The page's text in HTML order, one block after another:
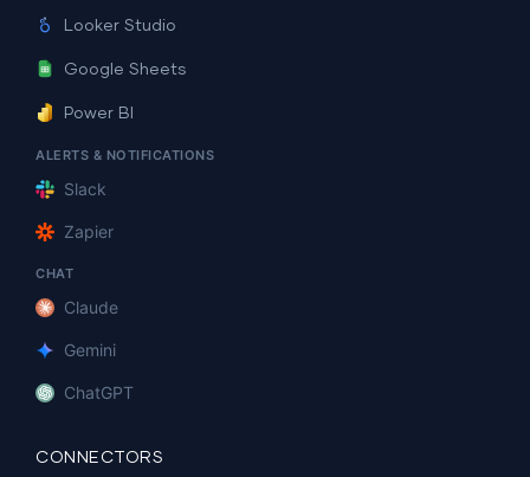
Looker Studio
Google Sheets
Power BI
ALERTS & NOTIFICATIONS
Slack
Zapier
CHAT
Claude
Gemini
ChatGPT
CONNECTORS